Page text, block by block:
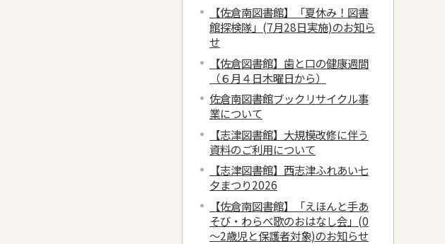
【佐倉南図書館】「夏休み！図書
館探検隊」(7月28日実施)のお知ら
せ
【佐倉図書館】歯と口の健康週間
（６月４日木曜日から）
佐倉南図書館ブックリサイクル事
業について
【志津図書館】大規模改修に伴う
資料のご利用について
【志津図書館】西志津ふれあい七
夕まつり2026
【佐倉南図書館】「えほんと手あ
そび・わらべ歌のおはなし会」(0
～2歳児と保護者対象)のお知らせ